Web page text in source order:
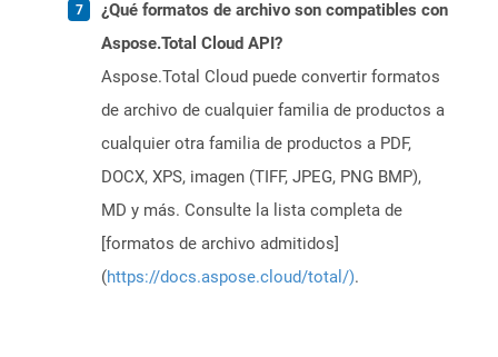
¿Qué formatos de archivo son compatibles con
Aspose.Total Cloud API?
Aspose.Total Cloud puede convertir formatos
de archivo de cualquier familia de productos a
cualquier otra familia de productos a PDF,
DOCX, XPS, imagen (TIFF, JPEG, PNG BMP),
MD y más. Consulte la lista completa de
[formatos de archivo admitidos]
(https://docs.aspose.cloud/total/).